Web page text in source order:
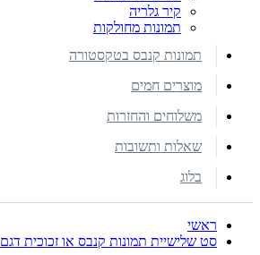
קיר גלריה
תמונות מחולקות
תמונות קנבס בטקסטורה
מוצרים חמים
משלוחים והחזרות
שאלות ותשובות
בלוג
ראשי
סט שלישיית תמונות קנבס או זכוכית דגם 1058